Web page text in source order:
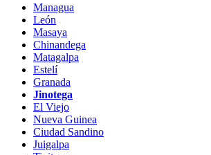
Managua
León
Masaya
Chinandega
Matagalpa
Estelí
Granada
Jinotega
El Viejo
Nueva Guinea
Ciudad Sandino
Juigalpa